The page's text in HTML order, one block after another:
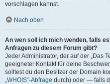
vorschlagen kannst.
Nach oben
An wen soll ich mich wenden, falls
Anfragen zu diesem Forum gibt?
Jeder Administrator, der auf der „Das
geeigneter Kontakt für deine
solltest du den Besitzer der Domain
„WHOIS“-Abfrage durch) oder — falls